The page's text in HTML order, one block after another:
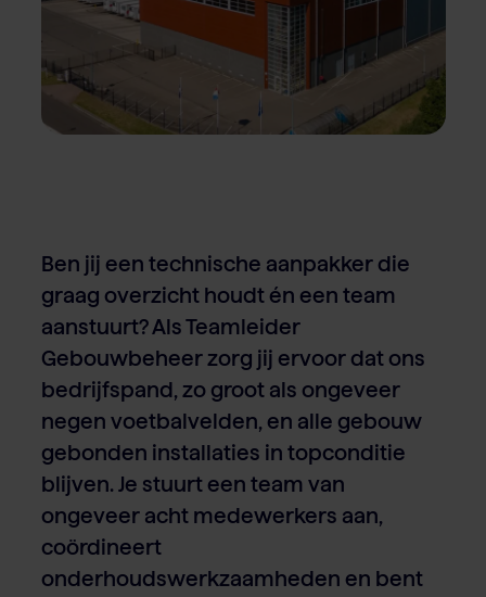
Varkensvlees
Varkenshouder
Over Van Rooi
Keurmerken & certificaten
Ben jij een technische aanpakker die
graag overzicht houdt én een team
aanstuurt? Als Teamleider
Gebouwbeheer zorg jij ervoor dat ons
bedrijfspand, zo groot als ongeveer
negen voetbalvelden, en alle gebouw
gebonden installaties in topconditie
blijven. Je stuurt een team van
ongeveer acht medewerkers aan,
coördineert
onderhoudswerkzaamheden en bent